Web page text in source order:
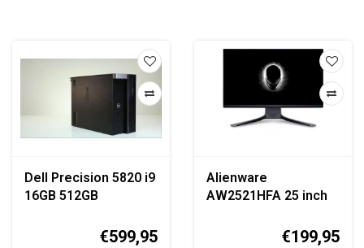
Dell Precision 5820 i9
16GB 512GB
€599,95
Alienware
AW2521HFA 25 inch
€199,95